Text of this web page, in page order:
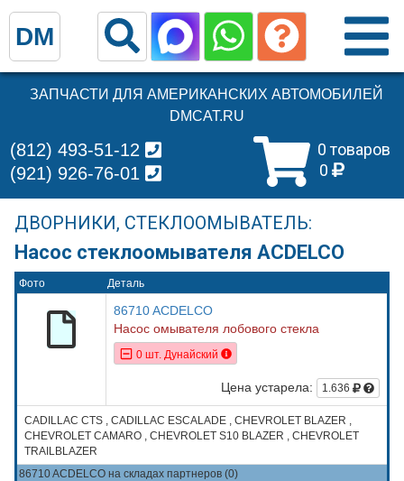
ЗАПЧАСТИ ДЛЯ АМЕРИКАНСКИХ АВТОМОБИЛЕЙ
DMCAT.RU
0 товаров
0
(812) 493-51-12
(921) 926-76-01
ДВОРНИКИ, СТЕКЛООМЫВАТЕЛЬ:
Насос стеклоомывателя ACDELCO
Фото Деталь
86710 ACDELCO
Насос омывателя лобового стекла
0 шт. Дунайский
Цена устарела: 1.636
CADILLAC CTS , CADILLAC ESCALADE , CHEVROLET BLAZER ,
CHEVROLET CAMARO , CHEVROLET S10 BLAZER , CHEVROLET
TRAILBLAZER
86710 ACDELCO на складах партнеров (0)
DM